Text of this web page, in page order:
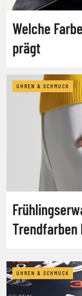
Welche
prägt
UHREN & SCHMUCK
Trendfarben
UHREN & SCHMUCK